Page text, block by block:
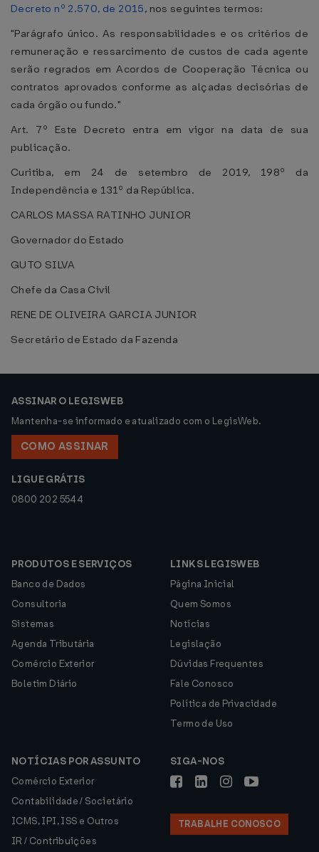
Decreto nº 2.570, de 2015, nos seguintes termos:
"Parágrafo único. As responsabilidades e os critérios de
remuneração e ressarcimento de custos de cada agente
serão regrados em Acordos de Cooperação Técnica ou
contratos aprovados conforme as alçadas decisórias de
cada órgão ou fundo."
Art. 7º Este Decreto entra em vigor na data de sua
publicação.
Curitiba, em 24 de setembro de 2019, 198º da
Independência e 131º da República.
CARLOS MASSA RATINHO JUNIOR
Governador do Estado
GUTO SILVA
Chefe da Casa Civil
RENE DE OLIVEIRA GARCIA JUNIOR
Secretário de Estado da Fazenda
ASSINAR O LEGISWEB
Mantenha-se informado e atualizado com o LegisWeb.
COMO ASSINAR
LIGUE GRÁTIS
0800 202 5544
PRODUTOS E SERVIÇOS
Banco de Dados
Consultoria
Sistemas
Agenda Tributária
Comércio Exterior
Boletim Diário
LINKS LEGISWEB
Página Inicial
Quem Somos
Notícias
Legislação
Dúvidas Frequentes
Fale Conosco
Política de Privacidade
Termo de Uso
NOTÍCIAS POR ASSUNTO
Comércio Exterior
Contabilidade / Societário
ICMS, IPI, ISS e Outros
IR / Contribuições
SIGA-NOS
TRABALHE CONOSCO